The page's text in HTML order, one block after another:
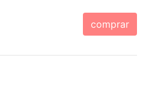
comprar